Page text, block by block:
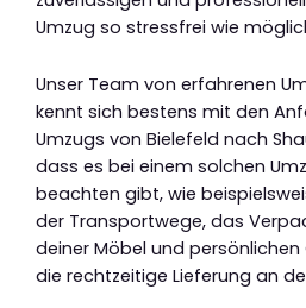
Umzug so stressfrei wie
Unser Team von erfahrenen
kennt sich bestens mit den
Umzugs von Bielefeld nach
dass es bei einem solchen
beachten gibt, wie
der Transportwege, das
deiner Möbel und
die rechtzeitige Lieferung an